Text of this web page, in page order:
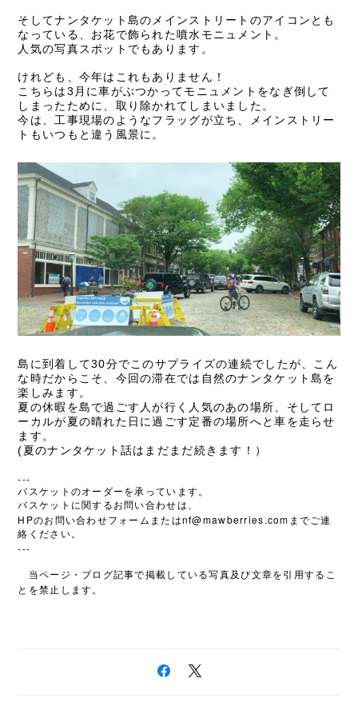
そしてナンタケット島のメインストリートのアイコンとも
なっている、お花で飾られた噴水モニュメント。
人気の写真スポットでもあります。
けれども、今年はこれもありません！
こちらは3 月に車がぶつかってモニュメントをなぎ倒して
しまったために、取り除かれてしまいました。
今は、工事現場のようなフラッグが立ち、メインストリー
トもいつもと違う風景に。
島に到着して30分でこのサプライズの連続でしたが、こん
な時だからこそ、今回の滞在では自然のナンタケット島を
楽しみます。
夏の休暇を島で過ごす人が行く人気のあの場所、そしてロ
ーカルが夏の晴れた日に過ごす定番の場所へと車を走らせ
ます。
(夏のナンタケット話はまだまだ続きます！）
---
バスケットのオーダーを承っています。
バスケットに関するお問い合わせは、
HPのお問い合わせフォームまたはnf@mawberries.com までご連
絡ください。
---
当ページ・ブログ記事で掲載している写真及び文章を引用するこ
とを禁止します。